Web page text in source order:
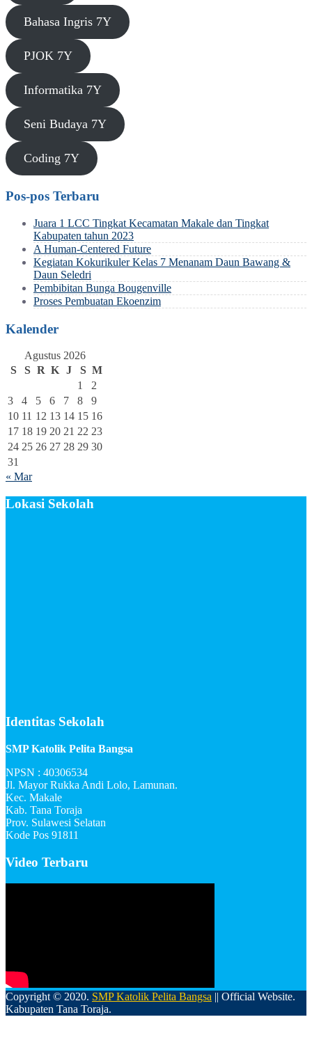
Bahasa Ingris 7Y
PJOK 7Y
Informatika 7Y
Seni Budaya 7Y
Coding 7Y
Pos-pos Terbaru
Juara 1 LCC Tingkat Kecamatan Makale dan Tingkat
Kabupaten tahun 2023
A Human-Centered Future
Kegiatan Kokurikuler Kelas 7 Menanam Daun Bawang &
Daun Seledri
Pembibitan Bunga Bougenville
Proses Pembuatan Ekoenzim
Kalender
Agustus 2026
S
S R K J S M
1
2
3
4 5 6 7 8
9
10 11 12 13 14 15 16
17 18 19 20 21 22 23
24 25 26 27 28 29 30
31
« Mar
Lokasi Sekolah
Identitas Sekolah
SMP Katolik Pelita Bangsa
NPSN : 40306534
Jl. Mayor Rukka Andi Lolo, Lamunan.
Kec. Makale
Kab. Tana Toraja
Prov. Sulawesi Selatan
Kode Pos 91811
Video Terbaru
Copyright © 2020. SMP Katolik Pelita Bangsa || Official Website.
Kabupaten Tana Toraja.